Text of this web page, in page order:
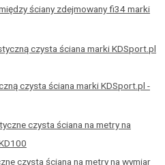
ściany zdejmowany fi34 marki
czysta ściana marki KDSport.pl -
czysta ściana na metry na wymiar